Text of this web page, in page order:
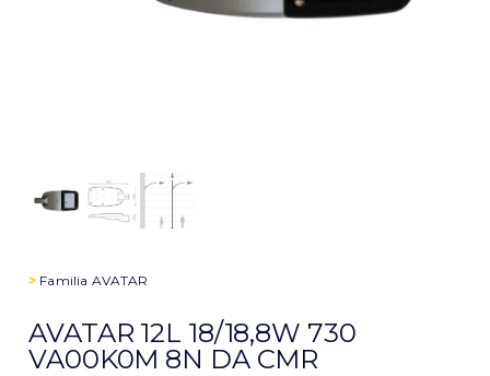
> Familia AVATAR
AVATAR 12L 18/18,8W 730
VA00K0M 8N DA CMR